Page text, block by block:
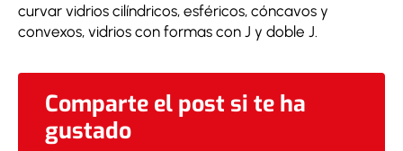
curvar vidrios cilíndricos, esféricos, cóncavos y
convexos, vidrios con formas con J y doble J.
Comparte el post si te ha
gustado